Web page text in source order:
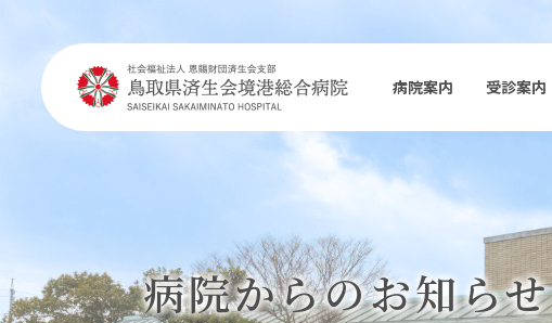
病院案内 受診案内
病院からのお知らせ